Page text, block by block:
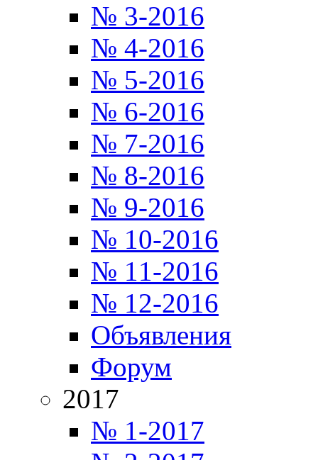
№ 3-2016
№ 4-2016
№ 5-2016
№ 6-2016
№ 7-2016
№ 8-2016
№ 9-2016
№ 10-2016
№ 11-2016
№ 12-2016
Объявления
Форум
2017
№ 1-2017